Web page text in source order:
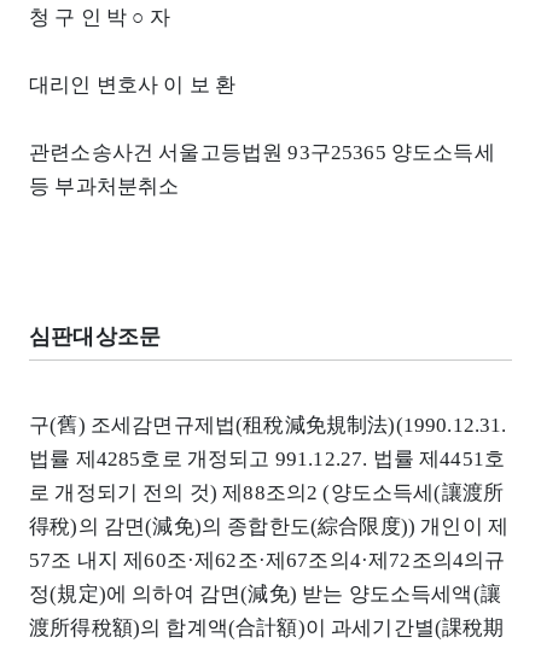
청 구 인 박 ○ 자
대리인 변호사 이 보 환
관련소송사건 서울고등법원 93구25365 양도소득세
등 부과처분취소
심판대상조문
구(舊) 조세감면규제법(租稅減免規制法)(1990.12.31.
법률 제4285호로 개정되고 991.12.27. 법률 제4451호
로 개정되기 전의 것) 제88조의2 (양도소득세(讓渡所
得稅)의 감면(減免)의 종합한도(綜合限度)) 개인이 제
57조 내지 제60조·제62조·제67조의4·제72조의4의규
정(規定)에 의하여 감면(減免) 받는 양도소득세액(讓
渡所得稅額)의 합계액(合計額)이 과세기간별(課稅期